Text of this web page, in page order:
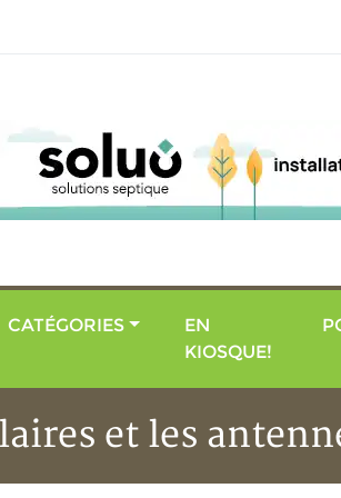
CATÉGORIES
EN
KIOSQUE!
et les